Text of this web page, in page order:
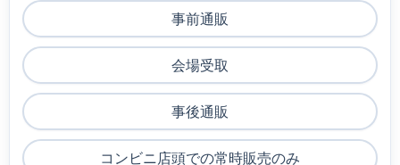
事前通販
会場受取
事後通販
コンビニ店頭での常時販売のみ